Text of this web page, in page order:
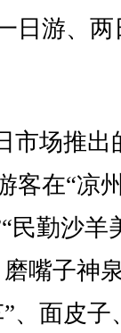
日游、两
场推出
客在“凉
民勤沙羊
嘴子神
、面皮子